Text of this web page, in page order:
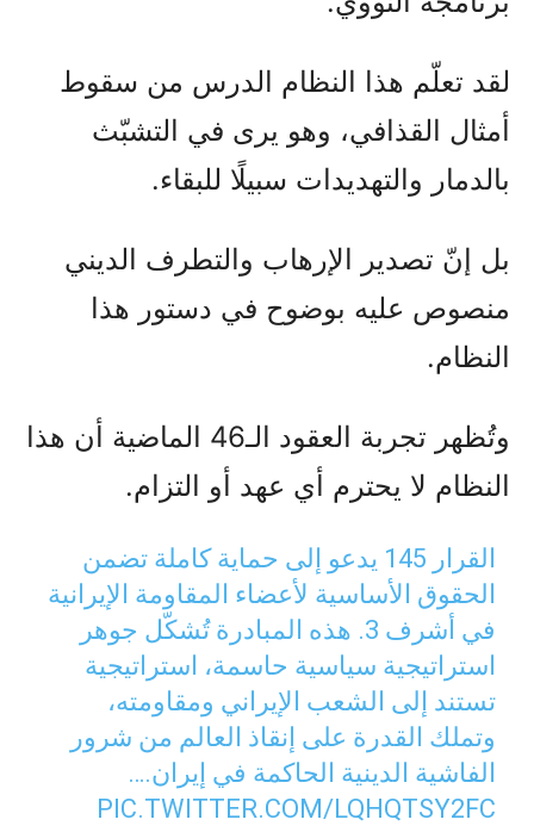
لقد تعلّم هذا النظام الدرس من سقوط
أمثال القذافي، وهو يرى في التشبّث
بالدمار والتهديدات سبيلًا للبقاء.
بل إنّ تصدير الإرهاب والتطرف الديني
منصوص عليه بوضوح في دستور هذا
النظام.
وتُظهر تجربة العقود الـ46 الماضية أن هذا
النظام لا يحترم أي عهد أو التزام.
القرار 145 يدعو إلى حماية كاملة تضمن
الحقوق الأساسية لأعضاء المقاومة الإيرانية
في أشرف 3. هذه المبادرة تُشكّل جوهر
استراتيجية سياسية حاسمة، استراتيجية
تستند إلى الشعب الإيراني ومقاومته،
وتملك القدرة على إنقاذ العالم من شرور
الفاشية الدينية الحاكمة في إيران.…
PIC.TWITTER.COM/LQHQTSY2FC